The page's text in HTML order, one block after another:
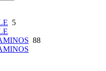
5
88